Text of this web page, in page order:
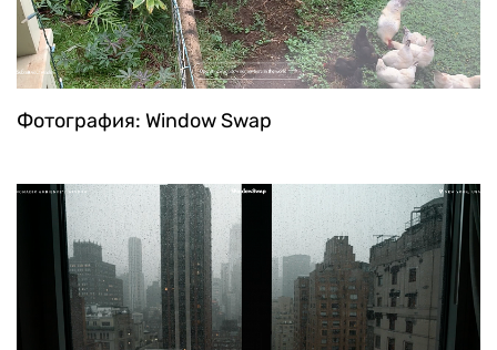
Фотография: Window Swap